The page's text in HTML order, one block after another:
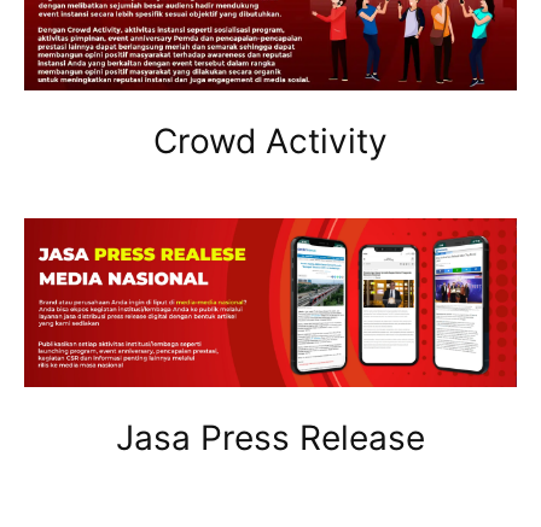
Crowd Activity
Jasa Press Release